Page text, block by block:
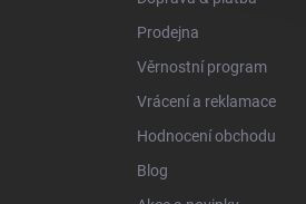
Prodejna
Věrnostní program
Vrácení a reklamace
Hodnocení obchodu
Blog